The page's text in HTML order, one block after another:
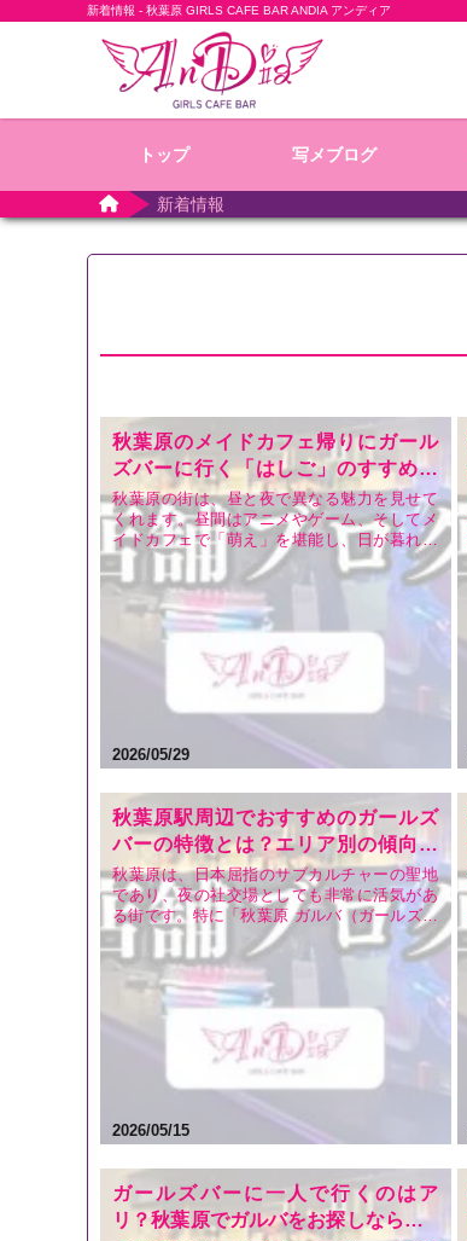
新着情報 - 秋葉原 GIRLS CAFE BAR ANDIA アンディア
トップ 写メブログ
新着情報
2026/05/29
秋葉原のメイドカフェ帰りにガール
ズバーに行く「はしご」のすすめ｜
安くておすすめの店舗AnDiaが解説
秋葉原の街は、昼と夜で異なる魅力を見せて
くれます。昼間はアニメやゲーム、そしてメ
イドカフェで「萌え」を堪能し、日が暮れた
後は少し落ち着いてお酒を楽しみたい……そ
んな風に考えている方も多いのではないでし
ょうか。 「メイドカフェの後はどこに行こ
う？」「秋葉原で安くておすすめのガールズ
バー（ガルバ）はどこ…
2026/05/15
秋葉原駅周辺でおすすめのガールズ
バーの特徴とは？エリア別の傾向と
「AnDia」が選ばれる理由
秋葉原は、日本屈指のサブカルチャーの聖地
であり、夜の社交場としても非常に活気があ
る街です。特に「秋葉原 ガルバ（ガールズバ
ー）」というキーワードで検索すると、数え
きれないほどの店舗がヒットするため、「ど
こが本当におすすめなの？」「安くて安心し
て飲めるお店はどこ？」と迷ってしまう方も
多いのではないでし…
ガールズバーに一人で行くのはア
リ？秋葉原でガルバをお探しなら「A